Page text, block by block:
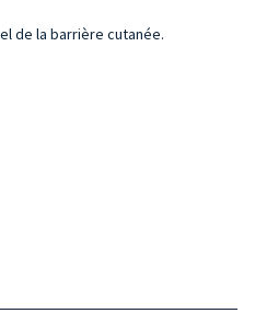
de la barrière cutanée.